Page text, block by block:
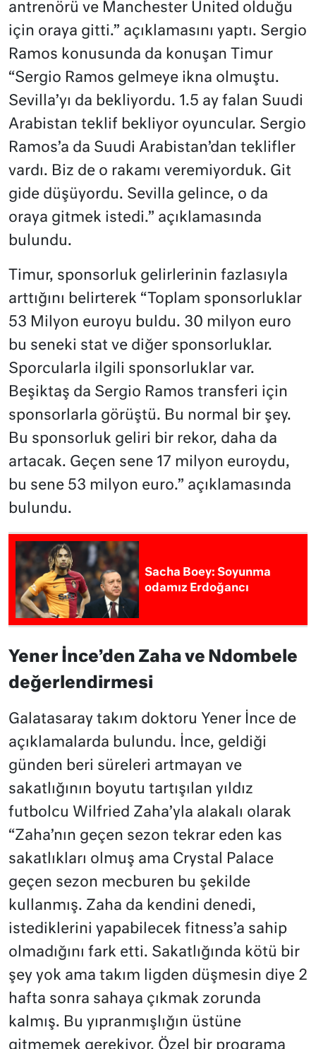
antrenörü ve Manchester United olduğu
için oraya gitti.” açıklamasını yaptı. Sergio
Ramos konusunda da konuşan Timur
“Sergio Ramos gelmeye ikna olmuştu.
Sevilla’yı da bekliyordu. 1.5 ay falan Suudi
Arabistan teklif bekliyor oyuncular. Sergio
Ramos’a da Suudi Arabistan’dan teklifler
vardı. Biz de o rakamı veremiyorduk. Git
gide düşüyordu. Sevilla gelince, o da
oraya gitmek istedi.” açıklamasında
bulundu.
Timur, sponsorluk gelirlerinin fazlasıyla
arttığını belirterek “Toplam sponsorluklar
53 Milyon euroyu buldu. 30 milyon euro
bu seneki stat ve diğer sponsorluklar.
Sporcularla ilgili sponsorluklar var.
Beşiktaş da Sergio Ramos transferi için
sponsorlarla görüştü. Bu normal bir şey.
Bu sponsorluk geliri bir rekor, daha da
artacak. Geçen sene 17 milyon euroydu,
bu sene 53 milyon euro.” açıklamasında
bulundu.
Sacha Boey: Soyunma
odamız Erdoğancı
Yener İnce’den Zaha ve Ndombele
değerlendirmesi
Galatasaray takım doktoru Yener İnce de
açıklamalarda bulundu. İnce, geldiği
günden beri süreleri artmayan ve
sakatlığının boyutu tartışılan yıldız
futbolcu Wilfried Zaha’yla alakalı olarak
“Zaha’nın geçen sezon tekrar eden kas
sakatlıkları olmuş ama Crystal Palace
geçen sezon mecburen bu şekilde
kullanmış. Zaha da kendini denedi,
istediklerini yapabilecek fitness’a sahip
olmadığını fark etti. Sakatlığında kötü bir
şey yok ama takım ligden düşmesin diye 2
hafta sonra sahaya çıkmak zorunda
kalmış. Bu yıpranmışlığın üstüne
gitmemek gerekiyor. Özel bir programa